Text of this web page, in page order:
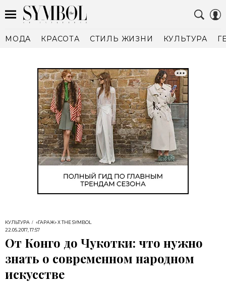
МОДА КРАСОТА СТИЛЬ ЖИЗНИ КУЛЬТУРА
КУЛЬТУРА
«ГАРАЖ» Х THE SYMBOL
22.05.2017, 17:57
От Конго до Чукотки: что нужно
знать о современном народном
искусстве